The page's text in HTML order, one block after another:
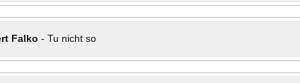
Falko - Tu nicht so